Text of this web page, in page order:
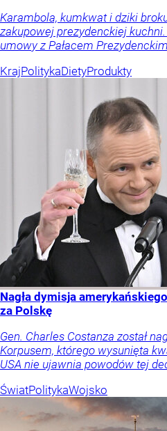
Karambola, kumkwat i dziki
zakupowej prezydenckiej
umowy z Pałacem
KrajPolitykaDietyProdukty
Nagła dymisja
za Polskę
Gen. Charles Costanza został
Korpusem, którego wysunięta
USA nie ujawnia powodów tej
ŚwiatPolitykaWojsko